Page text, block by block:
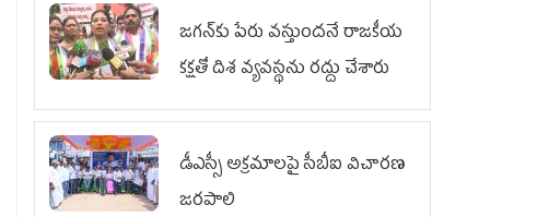
జగన్‌కు పేరు వస్తుందనే రాజకీయ
కక్షతో దిశ వ్య‌వ‌స్థ‌ను రద్దు చేశారు
డీఎస్సీ అక్రమాలపై సీబీఐ విచారణ
జరపాలి